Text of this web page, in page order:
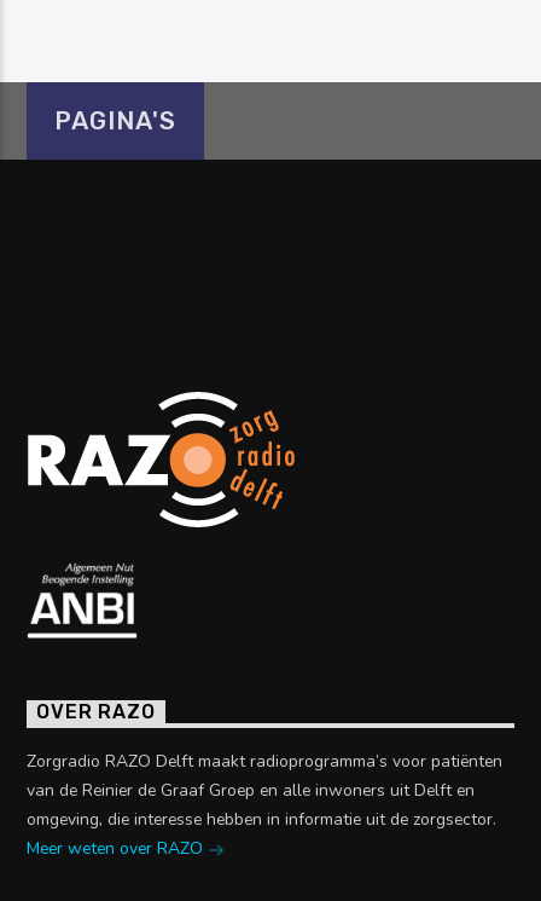
PAGINA'S
OVER RAZO
Zorgradio RAZO Delft maakt radioprogramma’s voor patiënten
van de Reinier de Graaf Groep en alle inwoners uit Delft en
omgeving, die interesse hebben in informatie uit de zorgsector.
Meer weten over RAZO